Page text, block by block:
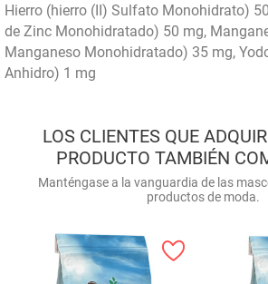
Hierro (hierro (II) Sulfato Monohidrato)
de Zinc Monohidratado) 50 mg,
Manganeso Monohidratado) 35 mg,
Anhidro) 1 mg
LOS CLIENTES QUE
PRODUCTO TAMBIÉN
Manténgase a la vanguardia de las
productos de moda.